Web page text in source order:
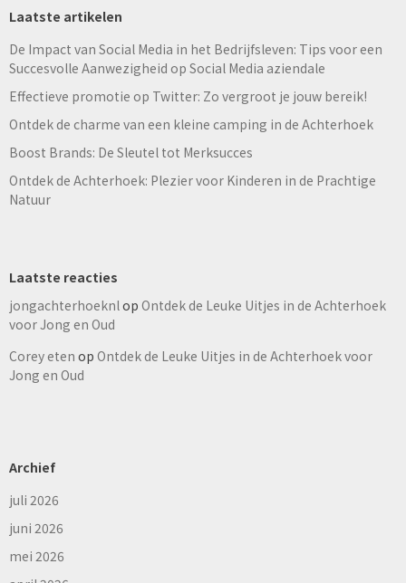
Laatste artikelen
De Impact van Social Media in het Bedrijfsleven: Tips voor een
Succesvolle Aanwezigheid op Social Media aziendale
Effectieve promotie op Twitter: Zo vergroot je jouw bereik!
Ontdek de charme van een kleine camping in de Achterhoek
Boost Brands: De Sleutel tot Merksucces
Ontdek de Achterhoek: Plezier voor Kinderen in de Prachtige
Natuur
Laatste reacties
jongachterhoeknlop Ontdek de Leuke Uitjes in de Achterhoek
voor Jong en Oud
Corey eten op Ontdek de Leuke Uitjes in de Achterhoek voor
Jong en Oud
Archief
juli 2026
juni 2026
mei 2026